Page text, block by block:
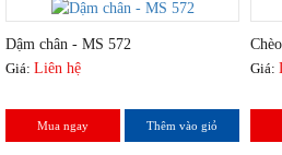
Dậm chân - MS 572
Giá: Liên hệ
Mua ngay Thêm vào giỏ
Giá: